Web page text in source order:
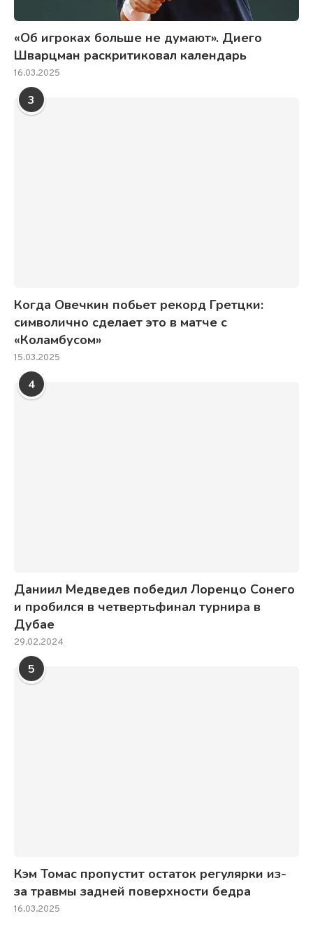
«Об игроках больше не думают». Диего
Шварцман раскритиковал календарь
16.03.2025
3
Когда Овечкин побьет рекорд Гретцки:
символично сделает это в матче с
«Коламбусом»
15.03.2025
4
Даниил Медведев победил Лоренцо Сонего
и пробился в четвертьфинал турнира в
Дубае
29.02.2024
5
Кэм Томас пропустит остаток регулярки из-
за травмы задней поверхности бедра
16.03.2025